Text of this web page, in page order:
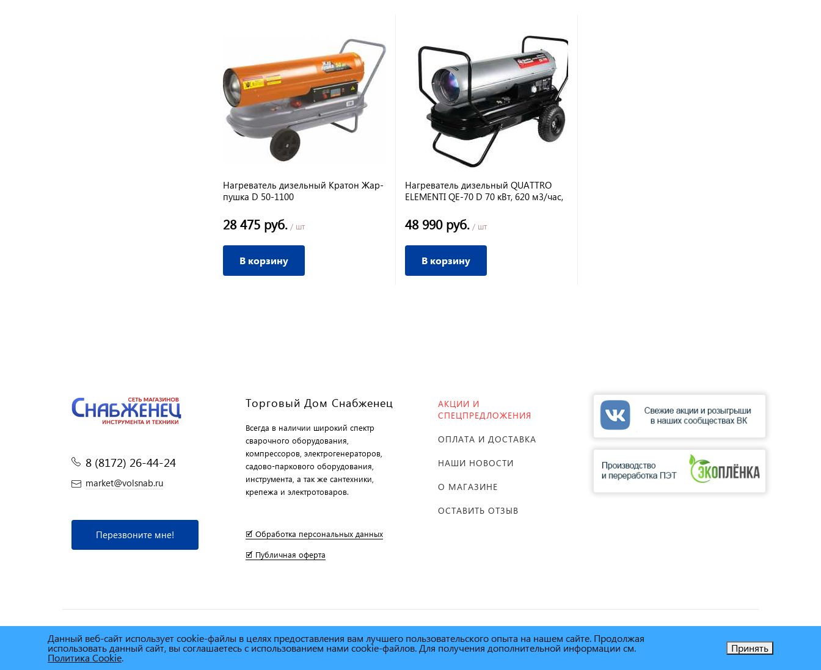
Нагреватель дизельный Кратон Жар-
пушка D 50-1100
28 475 руб. / шт
В корзину
Нагреватель дизельный QUATTRO
ELEMENTI QE-70 D 70 кВт, 620 м3/час,
48 990 руб. / шт
В корзину
8 (8172) 26-44-24
market@volsnab.ru
Перезвоните мне!
Торговый Дом Снабженец
Всегда в наличии широкий спектр
сварочного оборудования,
компрессоров, электрогенераторов,
садово-паркового оборудования,
инструмента, а так же сантехники,
крепежа и электротоваров.
🗹 Обработка персональных данных
🗹 Публичная оферта
АКЦИИ И
СПЕЦПРЕДЛОЖЕНИЯ
ОПЛАТА И ДОСТАВКА
НАШИ НОВОСТИ
О МАГАЗИНЕ
ОСТАВИТЬ ОТЗЫВ
© Сеть магазинов инструмента и техники "Торговый дом Снабженец" 1995г. -
2025г.
Данный веб-сайт использует cookie-файлы в целях предоставления вам лучшего пользовательского опыта на нашем сайте. Продолжая
использовать данный сайт, вы соглашаетесь с использованием нами cookie-файлов. Для получения дополнительной информации см.
Политика Cookie.
Принять